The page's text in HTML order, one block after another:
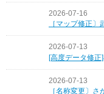
2026-07-16
［マップ修正
2026-07-13
[高度データ修
2026-07-13
［名称変更〕さ